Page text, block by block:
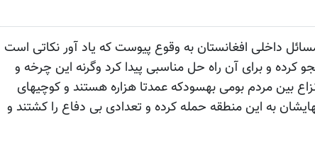
مسائل داخلی افغانستان به وقوع پیوست که یاد آور نکاتی است
کرده و برای آن راه حل مناسبی پیدا کرد وگرنه این چرخه و
بین مردم بومی بهسودکه عمدتا هزاره هستند و کوچیهای
به این منطقه حمله کرده و تعدادی بی دفاع را کشتند و